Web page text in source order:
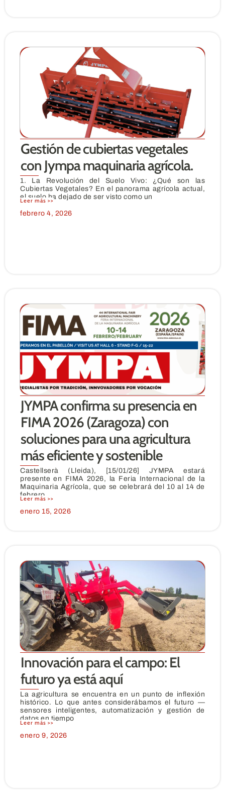
Gestión de cubiertas vegetales
con Jympa maquinaria agrícola.
1. La Revolución del Suelo Vivo: ¿Qué son las
Cubiertas Vegetales? En el panorama agrícola actual,
el suelo ha dejado de ser visto como un
Leer más >>
febrero 4, 2026
JYMPA confirma su presencia en
FIMA 2026 (Zaragoza) con
soluciones para una agricultura
más eficiente y sostenible
Castellserà (Lleida), [15/01/26] JYMPA estará
presente en FIMA 2026, la Feria Internacional de la
Maquinaria Agrícola, que se celebrará del 10 al 14 de
febrero
Leer más >>
enero 15, 2026
Innovación para el campo: El
futuro ya está aquí
La agricultura se encuentra en un punto de inflexión
histórico. Lo que antes considerábamos el futuro —
sensores inteligentes, automatización y gestión de
datos en tiempo
Leer más >>
enero 9, 2026